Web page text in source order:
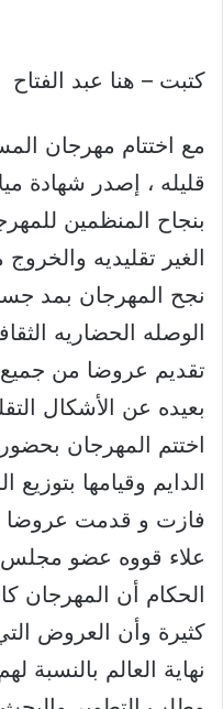
كتبت – هنا عبد الفتاح
قليله ، إصدر شهادة
بنجاح المنظمين
الغير تقليديه والخروج
نجح المهرجان بمد
الوصله الحضاريه
تقديم عروضا من جميع
بعيده عن الأشكال
اختتم المهرجان
الدايم وقيامها
فازت و قدمت عروضا
علاء قووه عضو مجلس
الحكام أن
كثيرة وأن العروض
نهاية العالم بالنسبة